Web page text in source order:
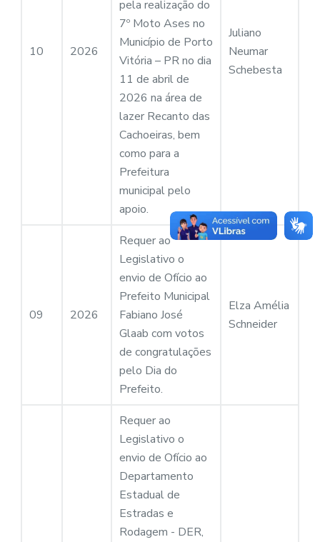
10 2026
pela realização do
7º Moto Ases no
Município de Porto
Vitória – PR no dia
11 de abril de
2026 na área de
lazer Recanto das
Cachoeiras, bem
como para a
Prefeitura
municipal pelo
apoio.
Juliano
Neumar
Schebesta
09 2026
Requer ao
Legislativo o
envio de Ofício ao
Prefeito Municipal
Fabiano José
Glaab com votos
de congratulações
pelo Dia do
Prefeito.
Elza Amélia
Schneider
Requer ao
Legislativo o
envio de Ofício ao
Departamento
Estadual de
Estradas e
Rodagem - DER,